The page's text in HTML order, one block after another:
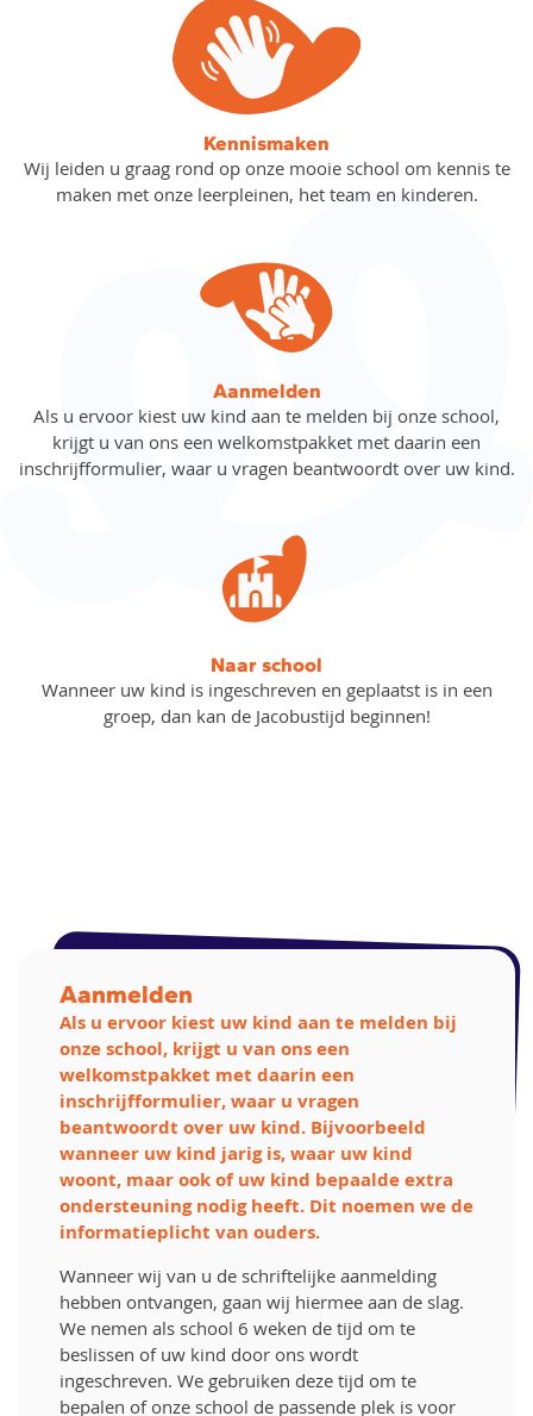
Kennismaken
Wij leiden u graag rond op onze mooie school om kennis te
maken met onze leerpleinen, het team en kinderen.
Aanmelden
Als u ervoor kiest uw kind aan te melden bij onze school,
krijgt u van ons een welkomstpakket met daarin een
inschrijfformulier, waar u vragen beantwoordt over uw kind.
Naar school
Wanneer uw kind is ingeschreven en geplaatst is in een
groep, dan kan de Jacobustijd beginnen!
Aanmelden
Als u ervoor kiest uw kind aan te melden bij
onze school, krijgt u van ons een
welkomstpakket met daarin een
inschrijfformulier, waar u vragen
beantwoordt over uw kind. Bijvoorbeeld
wanneer uw kind jarig is, waar uw kind
woont, maar ook of uw kind bepaalde extra
ondersteuning nodig heeft. Dit noemen we de
informatieplicht van ouders.
Wanneer wij van u de schriftelijke aanmelding
hebben ontvangen, gaan wij hiermee aan de slag.
We nemen als school 6 weken de tijd om te
beslissen of uw kind door ons wordt
ingeschreven. We gebruiken deze tijd om te
bepalen of onze school de passende plek is voor